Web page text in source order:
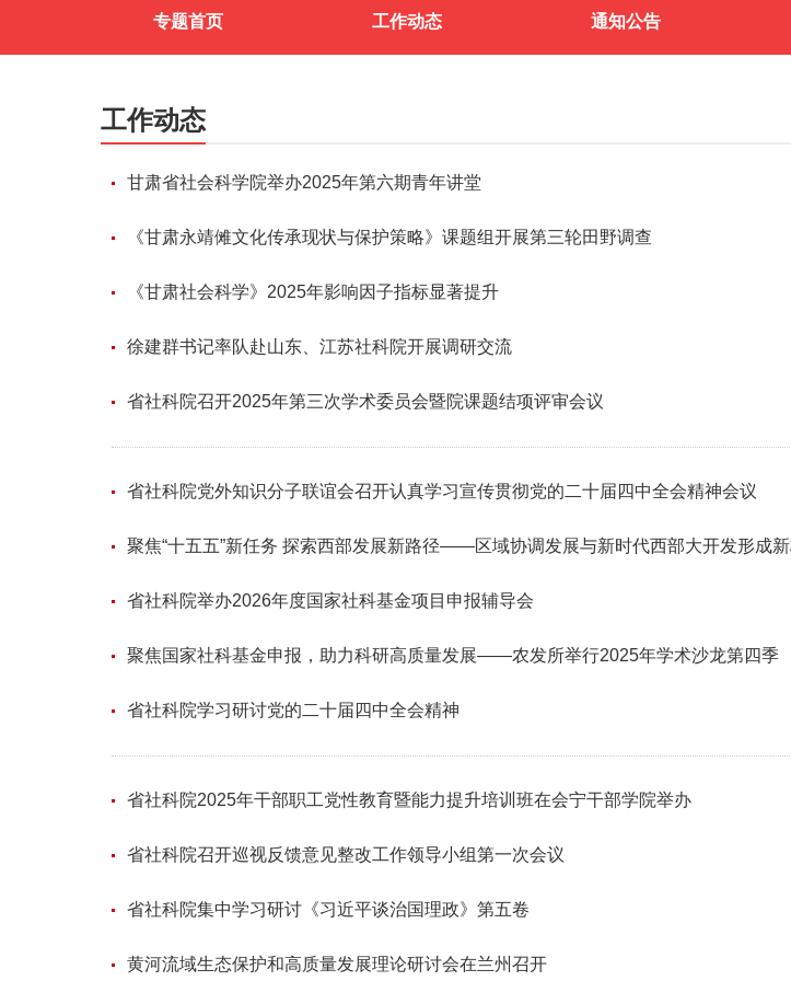
专题首页 工作动态 通知公告
工作动态
甘肃省社会科学院举办2025年第六期青年讲堂
《甘肃永靖傩文化传承现状与保护策略》课题组开展第三轮田野调查
《甘肃社会科学》2025年影响因子指标显著提升
徐建群书记率队赴山东、江苏社科院开展调研交流
省社科院召开2025年第三次学术委员会暨院课题结项评审会议
省社科院党外知识分子联谊会召开认真学习宣传贯彻党的二十届四中全会精神会议
聚焦“十五五”新任务 探索西部发展新路径——区域协调发展与新时代西部大开发形成
省社科院举办2026年度国家社科基金项目申报辅导会
聚焦国家社科基金申报，助力科研高质量发展——农发所举行2025年学术沙龙第四季
省社科院学习研讨党的二十届四中全会精神
省社科院2025年干部职工党性教育暨能力提升培训班在会宁干部学院举办
省社科院召开巡视反馈意见整改工作领导小组第一次会议
省社科院集中学习研讨《习近平谈治国理政》第五卷
黄河流域生态保护和高质量发展理论研讨会在兰州召开